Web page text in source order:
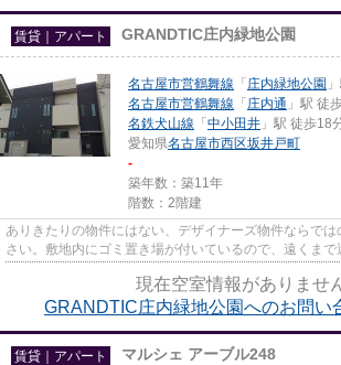
賃貸｜アパート GRANDTIC庄内緑地公園
名古屋市営鶴舞線 「 庄内緑地公園
名古屋市営鶴舞線 「 庄内通 」駅 徒
名鉄犬山線 「 中小田井 」駅 徒歩18
愛知県名古屋市西区坂井戸町
-
築年数：築11年
階数：2階建
ありきたりの物件にはない、デザイナーズ物件ならで
さい。敷地内にゴミ置き場が付いているので、遠くま
現在空室情報がありませ
GRANDTIC庄内緑地公園へのお問い
賃貸｜アパート マルシェ アーブル248